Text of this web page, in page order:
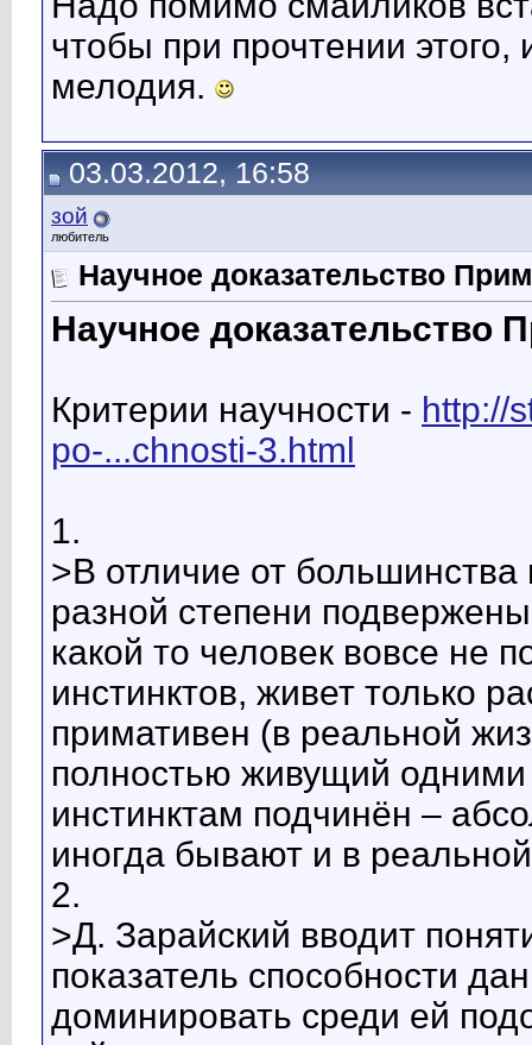
чтобы при прочтении
мелодия.
03.03.2012, 16:58
зой
любитель
Научное доказательство
Научное доказательство
Критерии научности - http://
po-...chnosti-3.html
1.
>В отличие от
разной степени
какой то человек вовсе не
инстинктов, живет только
примативен (в реальной
полностью живущий одними
инстинктам подчинён –
иногда бывают и в
2.
>Д. Зарайский вводит
показатель способности
доминировать среди ей